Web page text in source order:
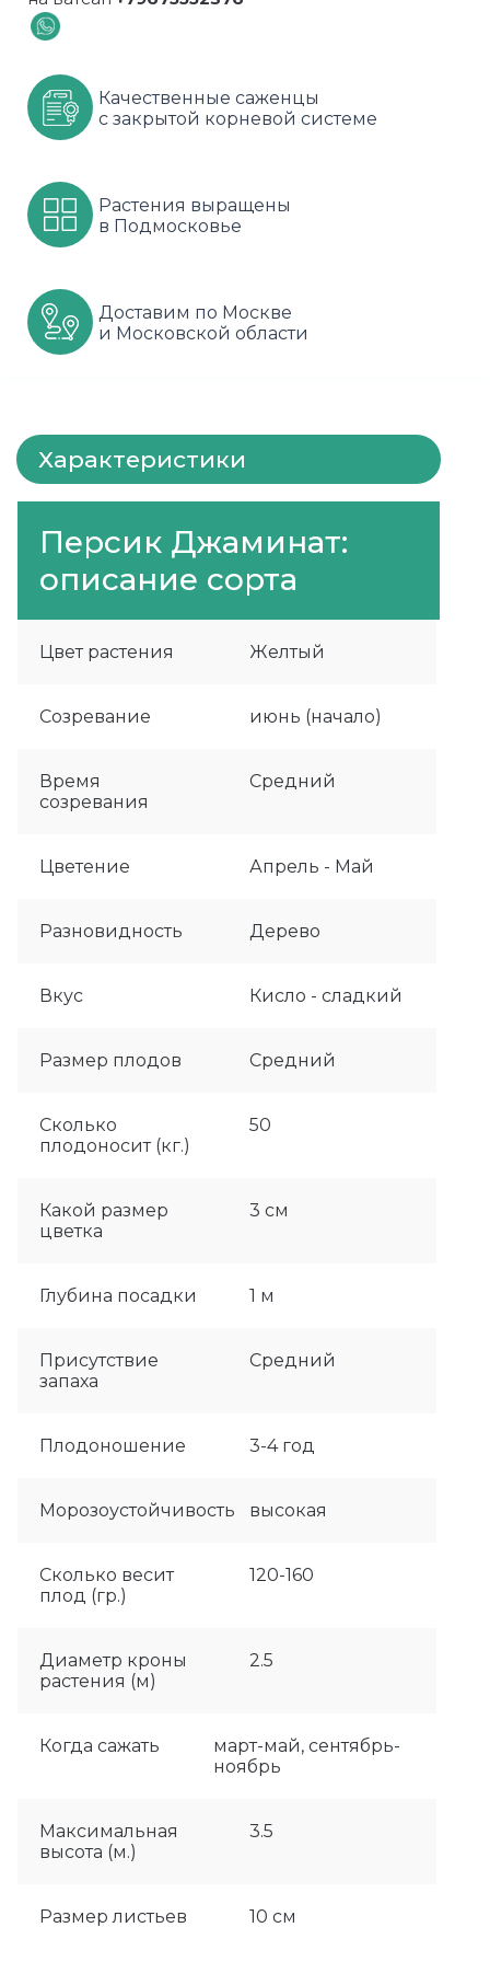
Шелковица
Яблони
Сортовые
Черника
Шиповник
Спрей
Флорибунда
Чайно гибридные
Шрабы
Качественные саженцы
с закрытой корневой системе
Растения выращены
в Подмосковье
Доставим по Москве
и Московской области
Характеристики
Персик Джаминат:
описание сорта
Цвет растения Желтый
Созревание июнь (начало)
Время
созревания
Средний
Цветение Апрель - Май
Разновидность Дерево
Вкус Кисло - сладкий
Размер плодов Средний
Сколько
плодоносит (кг.)
50
Какой размер
цветка
3 см
Глубина посадки 1 м
Присутствие
запаха
Средний
Плодоношение 3-4 год
Морозоустойчивость высокая
Сколько весит
плод (гр.)
120-160
Диаметр кроны
растения (м)
2.5
Когда сажать
март-май, сентябрь-
ноябрь
Максимальная
высота (м.)
3.5
Размер листьев 10 см